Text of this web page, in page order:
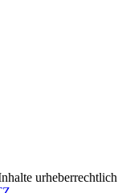
urheberrechtlich